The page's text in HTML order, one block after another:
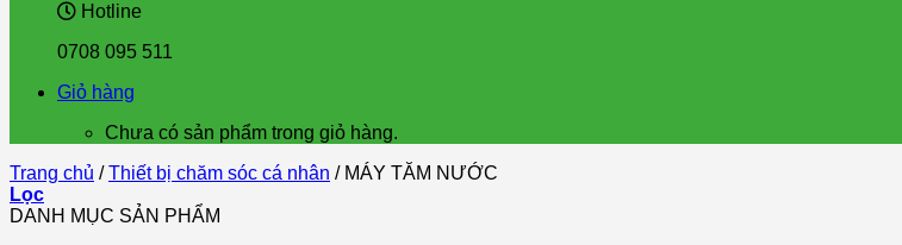
Hotline
0708 095 511
Giỏ hàng
Chưa có sản phẩm trong giỏ hàng.
Trang chủ / Thiết bị chăm sóc cá nhân /MÁY TĂM NƯỚC
Lọc
DANH MỤC SẢN PHẨM